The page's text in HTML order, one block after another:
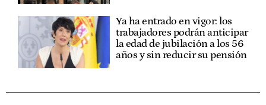
Ya ha entrado en vigor: los
trabajadores podrán anticipar
la edad de jubilación a los 56
años y sin reducir su pensión